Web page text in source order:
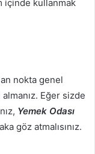
içinde kullanmak
nokta genel
Eğer sizde
Yemek Odası
göz atmalısınız.